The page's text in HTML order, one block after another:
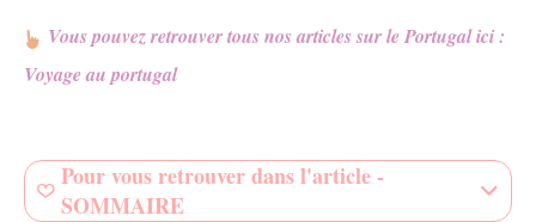
Vous pouvez retrouver tous nos articlessur lePortugal ici :
Voyage au portugal
Pour vous retrouver dans l'article -
SOMMAIRE